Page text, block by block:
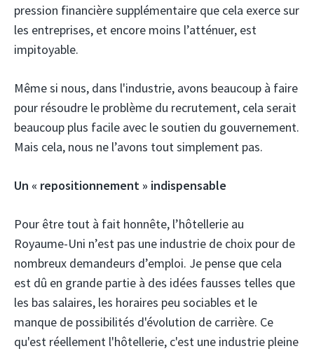
pression financière supplémentaire que cela exerce sur
les entreprises, et encore moins l’atténuer, est
impitoyable.
Même si nous, dans l'industrie, avons beaucoup à faire
pour résoudre le problème du recrutement, cela serait
beaucoup plus facile avec le soutien du gouvernement.
Mais cela, nous ne l’avons tout simplement pas.
Un « repositionnement » indispensable
Pour être tout à fait honnête, l’hôtellerie au
Royaume-Uni n’est pas une industrie de choix pour de
nombreux demandeurs d’emploi. Je pense que cela
est dû en grande partie à des idées fausses telles que
les bas salaires, les horaires peu sociables et le
manque de possibilités d'évolution de carrière. Ce
qu'est réellement l'hôtellerie, c'est une industrie pleine